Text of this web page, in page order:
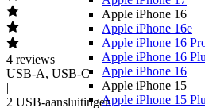
Apple iPhone 16
Apple iPhone 16e
Apple iPhone 16
Apple iPhone 16
Apple iPhone 16
Apple iPhone 15
Apple iPhone 15
4 reviews
USB-A, USB-C
|
2 USB-aansluitingen